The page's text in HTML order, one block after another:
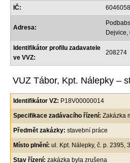
IČ:
Adresa:
Dejvice,
Identifikátor profilu zadavatele
ve VVZ:
208274
VUZ Tábor, Kpt. Nálepky –
Identifikátor VZ: P18V00000014
Specifikace zadávacího řízení: Zakázka
Předmět zakázky: stavební práce
Místo plnění: ul. Kpt. Nálepky, č. p. 2395,
Stav řízení: zakázka byla zrušena